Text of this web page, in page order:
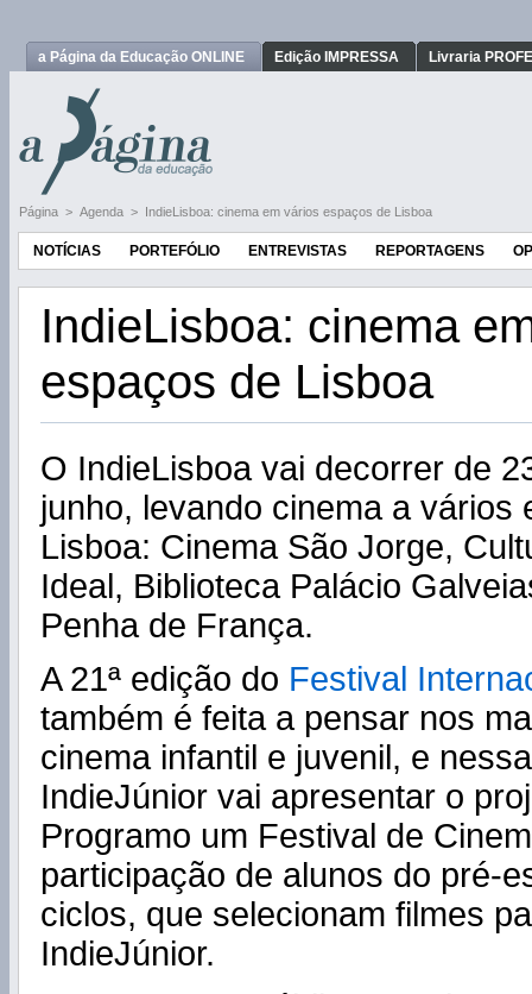
a Página da Educação ONLINE Edição IMPRESSA Livraria
Página > Agenda > IndieLisboa: cinema em vários espaços de Lisboa
NOTÍCIAS PORTEFÓLIO ENTREVISTAS REPORTAGENS
IndieLisboa: cinema
espaços de Lisboa
O IndieLisboa vai decorrer de
junho, levando cinema a vários
Lisboa: Cinema São Jorge,
Ideal, Biblioteca Palácio
Penha de França.
A 21ª edição do Festival
também é feita a pensar nos
cinema infantil e juvenil, e
IndieJúnior vai apresentar o
Programo um Festival de
participação de alunos do pré-
ciclos, que selecionam filmes
IndieJúnior.